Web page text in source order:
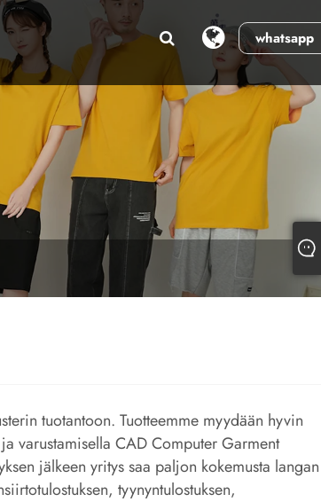
whatsapp
tuotantoon. Tuotteemme myydään hyvin
varustamisella CAD Computer Garment
jälkeen yritys saa paljon kokemusta langan
tyynyntulostuksen,